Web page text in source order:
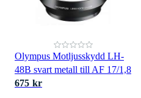
Olympus Motljusskydd LH-
48B svart metall till AF 17/1,8
675 kr